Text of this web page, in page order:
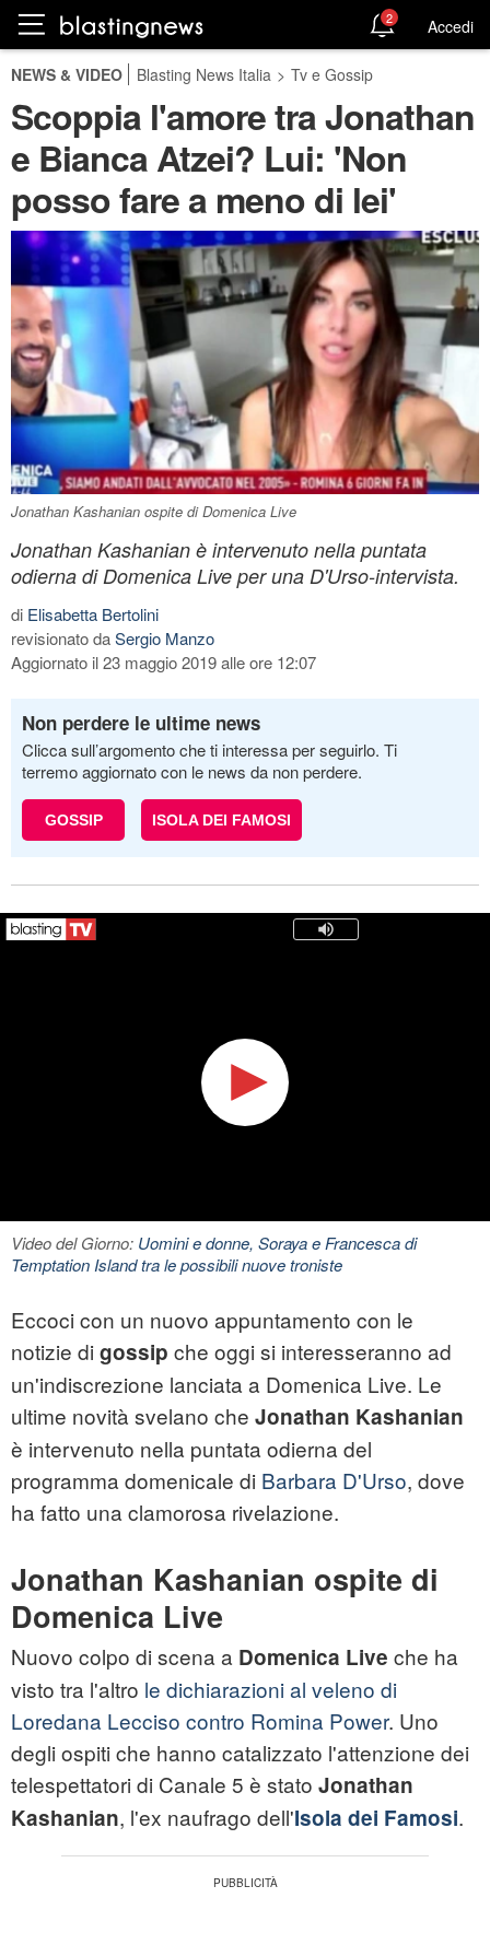
2 Accedi
NEWS & VIDEO Blasting News Italia > Tv e Gossip
Scoppia l'amore tra Jonathan
e Bianca Atzei? Lui: 'Non
posso fare a meno di lei'
Jonathan Kashanian ospite di Domenica Live
Jonathan Kashanian è intervenuto nella puntata
odierna di Domenica Live per una D'Urso-intervista.
di Elisabetta Bertolini
revisionato daSergio Manzo
Aggiornato il 23 maggio 2019 alle ore 12:07
Non perdere le ultime news
Clicca sull’argomento che ti interessa per seguirlo. Ti
terremo aggiornato con le news da non perdere.
GOSSIP ISOLA DEI FAMOSI
Video del Giorno: Uomini e donne, Soraya e Francesca di
Temptation Island tra le possibili nuove troniste
Eccoci con un nuovo appuntamento con le
notizie di gossip che oggi si interesseranno ad
un'indiscrezione lanciata a Domenica Live. Le
ultime novità svelano che Jonathan Kashanian
è intervenuto nella puntata odierna del
programma domenicale di Barbara D'Urso, dove
ha fatto una clamorosa rivelazione.
Jonathan Kashanian ospite di
Domenica Live
Nuovo colpo di scena a Domenica Live che ha
visto tra l'altro le dichiarazioni al veleno di
Loredana Lecciso contro Romina Power. Uno
degli ospiti che hanno catalizzato l'attenzione dei
telespettatori di Canale 5 è stato Jonathan
Kashanian, l'ex naufrago dell'Isola dei Famosi.